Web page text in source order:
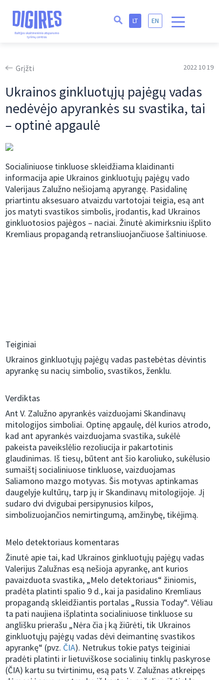
LT EN
Grįžti 2022 10 19
Ukrainos ginkluotųjų pajėgų vadas
nedėvėjo apyrankės su svastika, tai
– optinė apgaulė
Socialiniuose tinkluose skleidžiama klaidinanti
informacija apie Ukrainos ginkluotųjų pajėgų vado
Valerijaus Zalužno nešiojamą apyrangę. Pasidalinę
priartintu aksesuaro atvaizdu vartotojai teigia, esą ant
jos matyti svastikos simbolis, įrodantis, kad Ukrainos
ginkluotosios pajėgos – naciai. Žinutė akimirksniu išplito
Kremliaus propagandą retransliuojančiuose šaltiniuose.
Teiginiai
Ukrainos ginkluotųjų pajėgų vadas pastebėtas dėvintis
apyrankę su nacių simbolio, svastikos, ženklu.
Verdiktas
Ant V. Zalužno apyrankės vaizduojami Skandinavų
mitologijos simboliai. Optinę apgaulę, dėl kurios atrodo,
kad ant apyrankės vaizduojama svastika, sukėlė
pakeista paveikslėlio rezoliucija ir pakartotinis
glaudinimas. Iš tiesų, būtent ant šio karoliuko, sukėlusio
sumaištį socialiniuose tinkluose, vaizduojamas
Saliamono mazgo motyvas. Šis motyvas aptinkamas
daugelyje kultūrų, tarp jų ir Skandinavų mitologijoje. Jį
sudaro dvi dvigubai persipynusios kilpos,
simbolizuojančios nemirtingumą, amžinybę, tikėjimą.
Melo detektoriaus komentaras
Žinutė apie tai, kad Ukrainos ginkluotųjų pajėgų vadas
Valerijus Zalužnas esą nešioja apyrankę, ant kurios
pavaizduota svastika, „Melo detektoriaus“ žiniomis,
pradėta platinti spalio 9 d., kai ja pasidalino Kremliaus
propagandą skleidžiantis portalas „Russia Today“. Vėliau
ta pati naujiena išplatinta socialiniuose tinkluose su
anglišku prierašu „Nėra čia į ką žiūrėti, tik Ukrainos
ginkluotųjų pajėgų vadas dėvi deimantinę svastikos
apyrankę“ (pvz. ČIA). Netrukus tokie patys teiginiai
pradėti platinti ir lietuviškose socialinių tinklų paskyrose
(ČIA) kartu su tvirtinimu, esą pats V. Zalužnas atkreipęs